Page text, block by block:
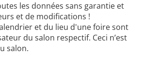
les données sans garantie et
et de modifications !
et du lieu d'une foire sont
du salon respectif. Ceci n’est
salon.